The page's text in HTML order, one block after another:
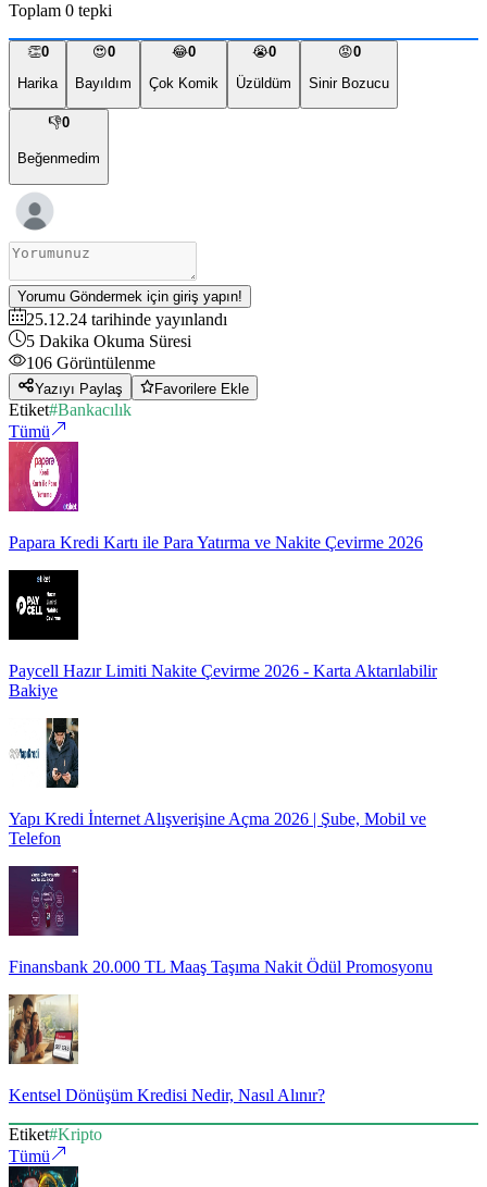
Toplam 0 tepki
👏0
Harika
😍0
Bayıldım
😂0
Çok Komik
😭0
Üzüldüm
😡0
Sinir Bozucu
👎0
Beğenmedim
Yorumu Göndermek için giriş yapın!
25.12.24 tarihinde yayınlandı
5 Dakika Okuma Süresi
106 Görüntülenme
Yazıyı Paylaş Favorilere Ekle
Etiket#Bankacılık
Tümü
Papara Kredi Kartı ile Para Yatırma ve Nakite Çevirme 2026
Paycell Hazır Limiti Nakite Çevirme 2026 - Karta Aktarılabilir
Bakiye
Yapı Kredi İnternet Alışverişine Açma 2026 | Şube, Mobil ve
Telefon
Finansbank 20.000 TL Maaş Taşıma Nakit Ödül Promosyonu
Kentsel Dönüşüm Kredisi Nedir, Nasıl Alınır?
Etiket#Kripto
Tümü